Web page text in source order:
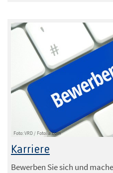
Foto: VRD / Fotolia.com
Karriere
Bewerben Sie sich und